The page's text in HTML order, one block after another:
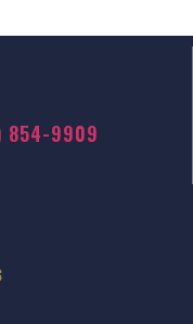
854-9909